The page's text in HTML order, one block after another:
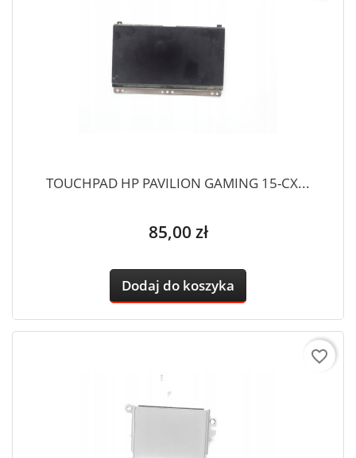
TOUCHPAD HP PAVILION GAMING 15-CX...
Cena
85,00 zł
Dodaj do koszyka
favorite_border